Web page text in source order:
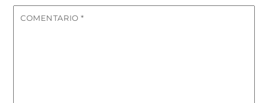
COMENTARIO*